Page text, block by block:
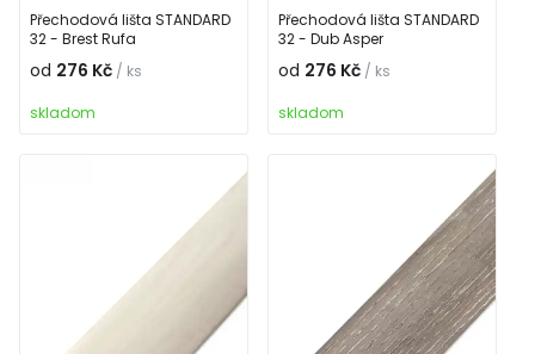
Přechodová lišta STANDARD
32 - Brest Rufa
od 276 Kč / ks
skladom
Přechodová lišta STANDARD
32 - Dub Asper
od 276 Kč / ks
skladom